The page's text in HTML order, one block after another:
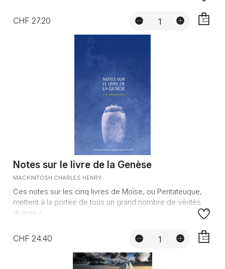
CHF 27.20
Notes sur le livre de la Genèse
MACKINTOSH CHARLES HENRY
Ces notes sur les cinq livres de Moïse, ou Pentateuque,
mettent à la portée de tous un grand nombre de vérités
divines r...
CHF 24.40